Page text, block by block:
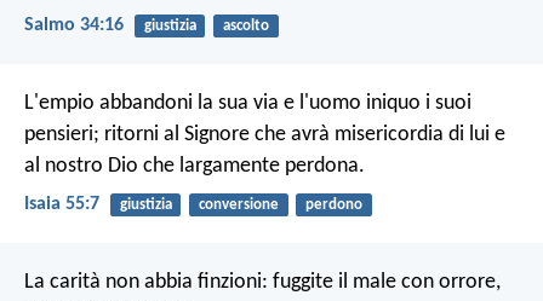
Salmo 34:16 giustizia ascolto
L'empio abbandoni la sua via e l'uomo iniquo i suoi
pensieri; ritorni al Signore che avrà misericordia di lui e
al nostro Dio che largamente perdona.
Isaia 55:7 giustizia conversione perdono
La carità non abbia finzioni: fuggite il male con orrore,